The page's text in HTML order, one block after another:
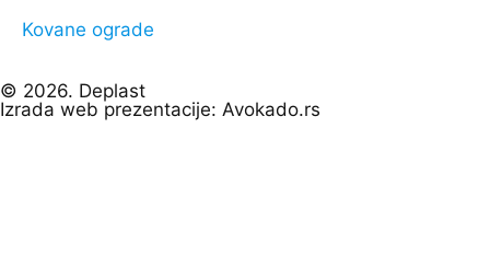
Kovane ograde
© 2026. Deplast
Izrada web prezentacije: Avokado.rs